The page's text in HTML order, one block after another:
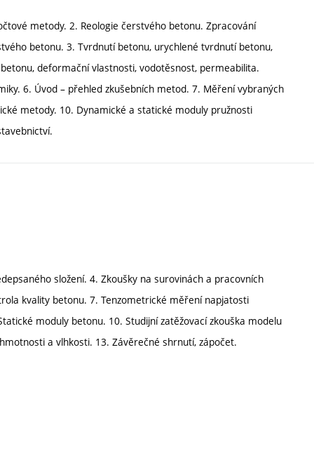
metody. 2. Reologie čerstvého betonu. Zpracování
betonu. 3. Tvrdnutí betonu, urychlené tvrdnutí betonu,
deformační vlastnosti, vodotěsnost, permeabilita.
6. Úvod – přehled zkušebních metod. 7. Měření vybraných
metody. 10. Dynamické a statické moduly pružnosti
složení. 4. Zkoušky na surovinách a pracovních
kvality betonu. 7. Tenzometrické měření napjatosti
moduly betonu. 10. Studijní zatěžovací zkouška modelu
a vlhkosti. 13. Závěrečné shrnutí, zápočet.